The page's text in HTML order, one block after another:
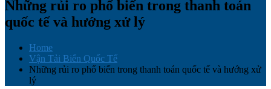
Những rủi ro phổ biến trong thanh toán
quốc tế và hướng xử lý
Home
Vận Tải Biển Quốc Tế
Những rủi ro phổ biến trong thanh toán quốc tế và hướng xử
lý